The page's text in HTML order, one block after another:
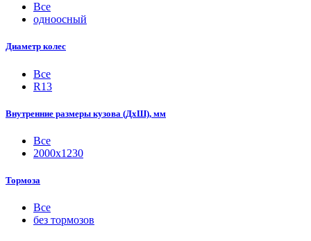
Все
одноосный
Диаметр колес
Все
R13
Внутренние размеры кузова (ДхШ), мм
Все
2000х1230
Тормоза
Все
без тормозов